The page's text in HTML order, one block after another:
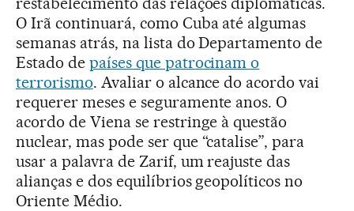
O Irã continuará, como Cuba até algumas
semanas atrás, na lista do Departamento de
Estado de países que patrocinam o
terrorismo. Avaliar o alcance do acordo vai
requerer meses e seguramente anos. O
acordo de Viena se restringe à questão
nuclear, mas pode ser que “catalise”, para
usar a palavra de Zarif, um reajuste das
alianças e dos equilíbrios geopolíticos no
Oriente Médio.